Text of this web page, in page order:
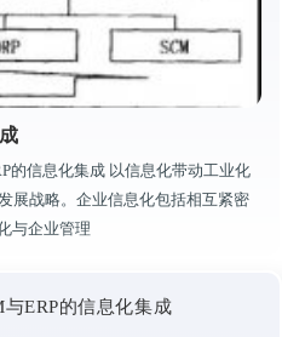
的信息化集成 以信息化带动工业化
展战略。企业信息化包括相互紧密
与企业管理
ERP的信息化集成